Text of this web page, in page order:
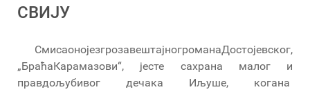
СВИЈУ
СмисаонојезгрозавештајногроманаДостојевског,
„БраћаКарамазови“, јесте сахрана малог и
правдољубивог дечака Иљуше, когана